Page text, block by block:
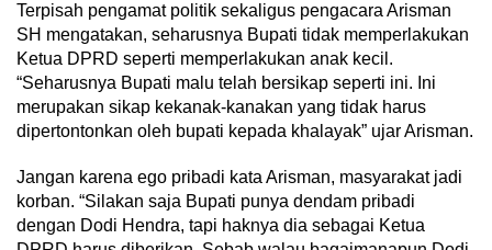
Terpisah pengamat politik sekaligus pengacara Arisman
SH mengatakan, seharusnya Bupati tidak memperlakukan
Ketua DPRD seperti memperlakukan anak kecil.
“Seharusnya Bupati malu telah bersikap seperti ini. Ini
merupakan sikap kekanak-kanakan yang tidak harus
dipertontonkan oleh bupati kepada khalayak” ujar Arisman.
Jangan karena ego pribadi kata Arisman, masyarakat jadi
korban. “Silakan saja Bupati punya dendam pribadi
dengan Dodi Hendra, tapi haknya dia sebagai Ketua